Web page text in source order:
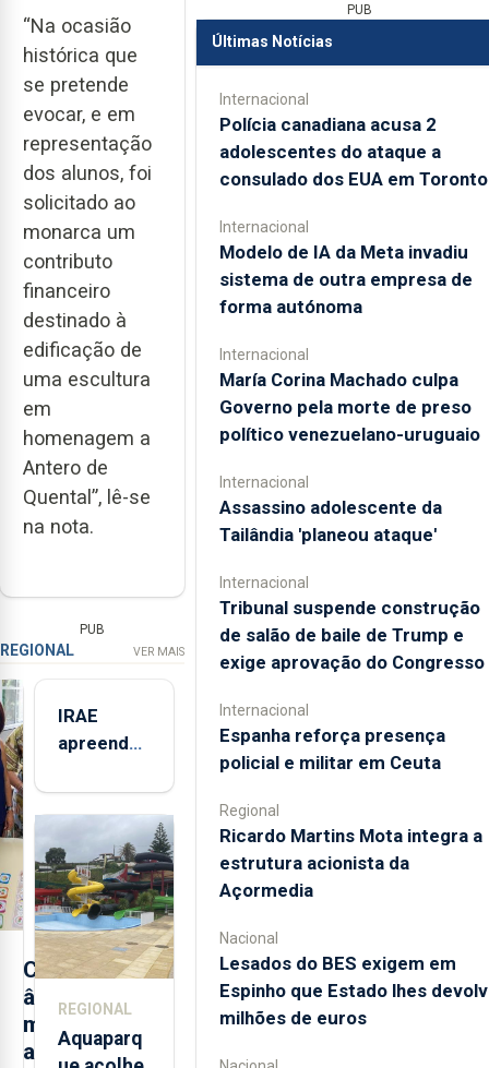
“Na ocasião
histórica que
se pretende
evocar, e em
representação
dos alunos, foi
solicitado ao
monarca um
contributo
financeiro
destinado à
edificação de
uma escultura
em
homenagem a
Antero de
Quental”, lê-se
na nota.
PUB
REGIONAL VER MAIS
C
â
m
a
IRAE
apreendeu
toneladas
de
alimentos
entre
2021 e
2025 nos
Açores
REGIONAL
Aquaparq
PUB
Últimas Notícias
Internacional
Polícia canadiana acusa 2
adolescentes do ataque a
consulado dos EUA em Toronto
Internacional
Modelo de IA da Meta invadiu
sistema de outra empresa de
forma autónoma
Internacional
María Corina Machado culpa
Governo pela morte de preso
político venezuelano-uruguaio
Internacional
Assassino adolescente da
Tailândia 'planeou ataque'
Internacional
Tribunal suspende construção
de salão de baile de Trump e
exige aprovação do Congresso
Internacional
Espanha reforça presença
policial e militar em Ceuta
Regional
Ricardo Martins Mota integra a
estrutura acionista da
Açormedia
Nacional
Lesados do BES exigem em
Espinho que Estado lhes
milhões de euros